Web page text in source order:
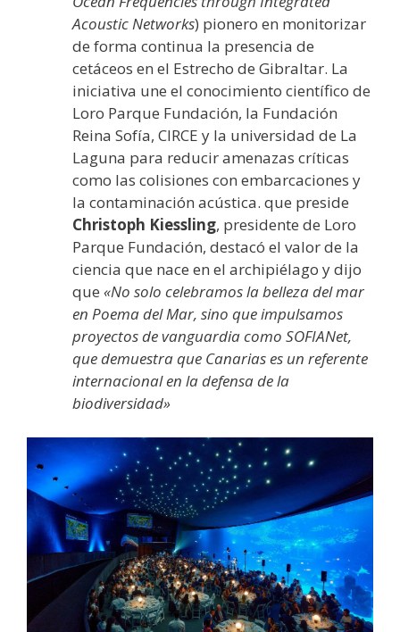
Acoustic Networks) pionero en monitorizar
de forma continua la presencia de
cetáceos en el Estrecho de Gibraltar. La
iniciativa une el conocimiento científico de
Loro Parque Fundación, la Fundación
Reina Sofía, CIRCE y la universidad de La
Laguna para reducir amenazas críticas
como las colisiones con embarcaciones y
la contaminación acústica. que preside
Christoph Kiessling, presidente de Loro
Parque Fundación, destacó el valor de la
ciencia que nace en el archipiélago y dijo
que «No solo celebramos la belleza del mar
en Poema del Mar, sino que impulsamos
proyectos de vanguardia como SOFIANet,
que demuestra que Canarias es un referente
internacional en la defensa de la
biodiversidad»